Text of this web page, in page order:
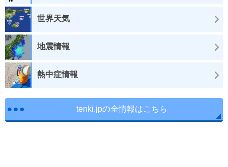
世界天気
地震情報
熱中症情報
tenki.jpの全情報はこちら